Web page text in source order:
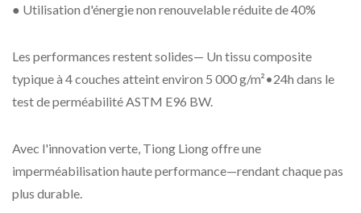
● Utilisation d'énergie non renouvelable réduite de 40%
Les performances restent solides— Un tissu composite
typique à 4 couches atteint environ 5 000 g/m²•24h dans le
test de perméabilité ASTM E96 BW.
Avec l'innovation verte, Tiong Liong offre une
imperméabilisation haute performance—rendant chaque pas
plus durable.